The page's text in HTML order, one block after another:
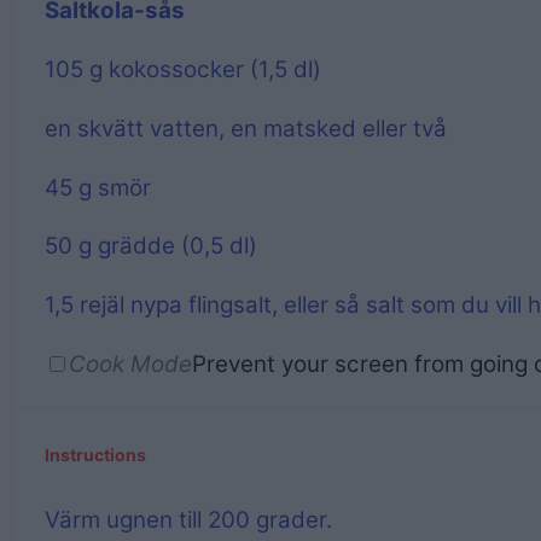
Saltkola-sås
105 g kokossocker (1,5 dl)
en skvätt vatten, en matsked eller två
45 g smör
50 g grädde (0,5 dl)
1,5 rejäl nypa flingsalt, eller så salt som du vill
Cook ModePrevent your screen from going
Instructions
Värm ugnen till 200 grader.